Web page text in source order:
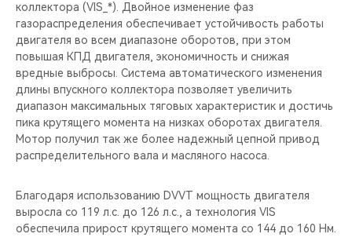
коллектора (VIS_*). Двойное изменение фаз
газораспределения обеспечивает устойчивость работы
двигателя во всем диапазоне оборотов, при этом
повышая КПД двигателя, экономичность и снижая
вредные выбросы. Система автоматического изменения
длины впускного коллектора позволяет увеличить
диапазон максимальных тяговых характеристик и достичь
пика крутящего момента на низках оборотах двигателя.
Мотор получил так же более надежный цепной привод
распределительного вала и масляного насоса.
Благодаря использованию DVVT мощность двигателя
выросла со 119 л.с. до 126 л.с., а технология VIS
обеспечила прирост крутящего момента со 144 до 160 Нм.